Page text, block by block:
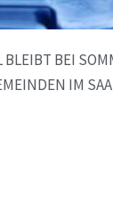
BEI
IM